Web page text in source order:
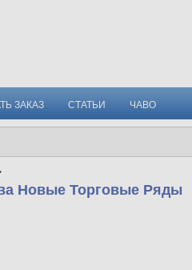
ЗАКАЗ СТАТЬИ ЧАВО
Новые Торговые Ряды